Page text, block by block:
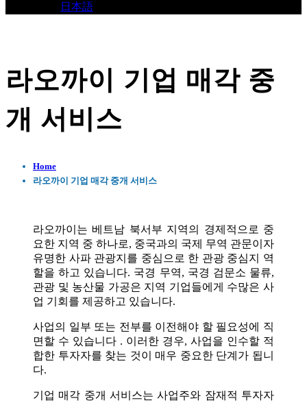
日本語
라오까이 기업 매각 중
개 서비스
Home
라오까이 기업 매각 중개 서비스
라오까이는 베트남 북서부 지역의 경제적으로 중
요한 지역 중 하나로, 중국과의 국제 무역 관문이자
유명한 사파 관광지를 중심으로 한 관광 중심지 역
할을 하고 있습니다. 국경 무역, 국경 검문소 물류,
관광 및 농산물 가공은 지역 기업들에게 수많은 사
업 기회를 제공하고 있습니다.
사업의 일부 또는 전부를 이전해야 할 필요성에 직
면할 수 있습니다 . 이러한 경우, 사업을 인수할 적
합한 투자자를 찾는 것이 매우 중요한 단계가 됩니
다.
기업 매각 중개 서비스는 사업주와 잠재적 투자자